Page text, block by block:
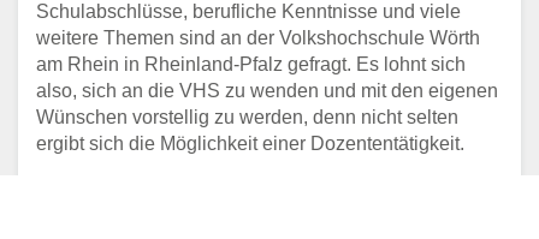
VOLKSHOCHSCHULE DER
STADT AHRENSBURG
Adresse:
Bahnhofstr. 24, vhs-Haus, 22926
Ahrensburg
Aktualisiert: August 2021
Schulabschlüsse, berufliche Kenntnisse und viele
weitere Themen sind an der Volkshochschule Wörth
am Rhein in Rheinland-Pfalz gefragt. Es lohnt sich
also, sich an die VHS zu wenden und mit den eigenen
Wünschen vorstellig zu werden, denn nicht selten
ergibt sich die Möglichkeit einer Dozententätigkeit.